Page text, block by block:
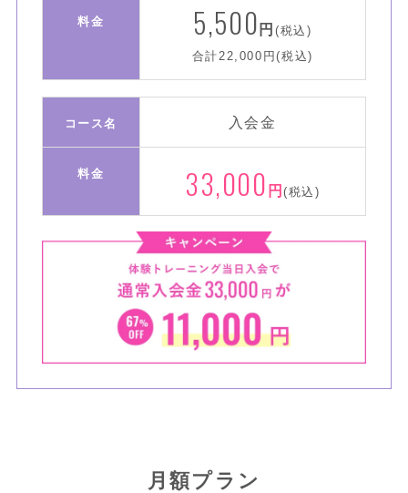
料金 5,500 円 (税込)
合計22,000円(税込)
コース名 入会金
料金 33,000 円(税込)
月額プラン